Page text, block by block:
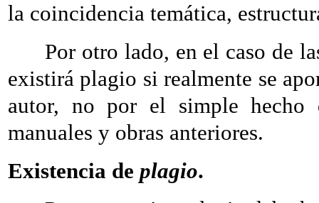
la coincidencia temática,
Por otro lado, en el caso de
existirá plagio si realmente se
autor, no por el simple
manuales y obras anteriores.
Existencia de plagio.